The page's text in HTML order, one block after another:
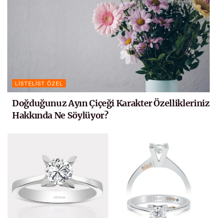
LISTELIST ÖZEL
Doğduğunuz Ayın Çiçeği Karakter Özellikleriniz
Hakkında Ne Söylüyor?